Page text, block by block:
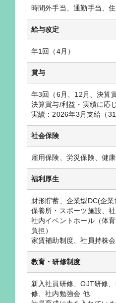
時間外手当、通勤手当、
給与改定
年1回（4月）
賞与
年3回（6月、12月、決算賞
決算賞与/利益・実績に応
実績：2026年3月支給（31
社会保険
雇用保険、労災保険、健
福利厚生
財形貯蓄、企業型DC(企業
保養所・スポーツ施設、
社内イベントホール（体
負担）
家賃補助制度、社員持株
教育・研修制度
新入社員研修、OJT研修
修、社内勉強会 他